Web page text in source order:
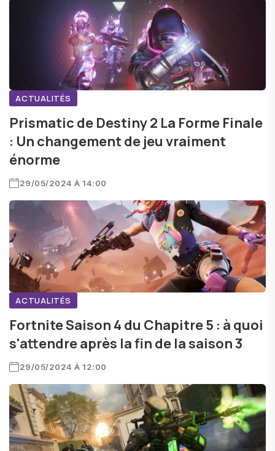
ACTUALITÉS
Prismatic de Destiny 2 La Forme Finale
: Un changement de jeu vraiment
énorme
29/05/2024 À 14:00
ACTUALITÉS
Fortnite Saison 4 du Chapitre 5 : à quoi
s'attendre après la fin de la saison 3
29/05/2024 À 12:00